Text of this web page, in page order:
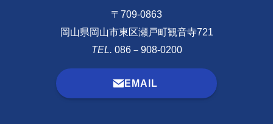
〒709-0863
岡山県岡山市東区瀬戸町観音寺721
TEL. 086－908-0200
EMAIL